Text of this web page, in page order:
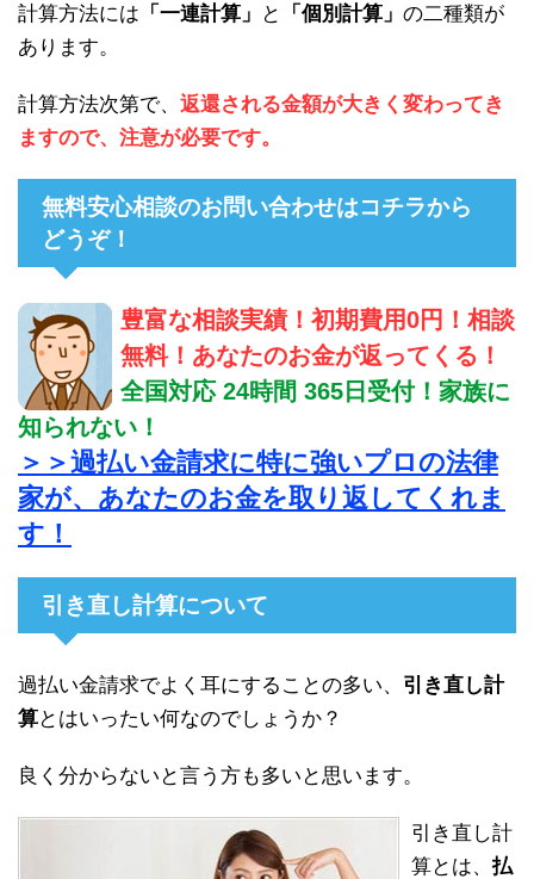
計算方法には 「一連計算」 と 「個別計算」 の二種類が
あります。
計算方法次第で、 返還される金額が大きく変わってき
ますので、注意が必要です。
無料安心相談のお問い合わせはコチラから
どうぞ！
豊富な相談実績！初期費用0円！相談
無料！あなたのお金が返ってくる！
全国対応 24時間 365日受付！家族に
知られない！
＞＞過払い金請求に特に強いプロの法律
家が、あなたのお金を取り返してくれま
す！
引き直し計算について
過払い金請求でよく耳にすることの多い、 引き直し計
算とはいったい何なのでしょうか？
良く分からないと言う方も多いと思います。
引き直し計
算とは、 払